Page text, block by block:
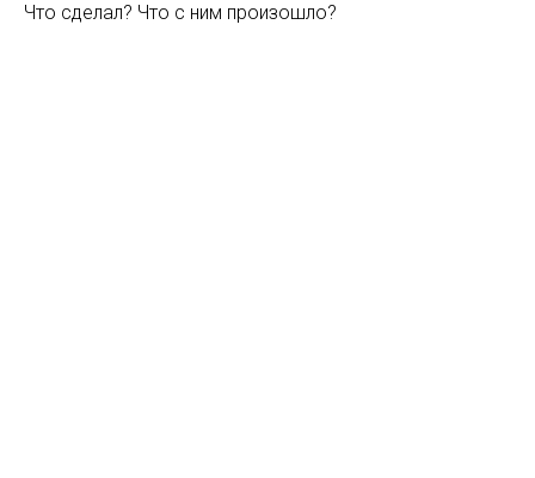
Что сделал? Что с ним произошло?